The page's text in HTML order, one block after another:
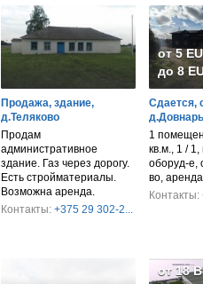
Продажа, здание,
д.Теляково
Продам
административное
здание. Газ через дорогу.
Есть стройматериалы.
Возможна аренда.
Контакты: +375 29 302-2...
от 5
до 8
Сдается,
1
кв.м., 1 / 1,
оборуд-е,
во, аренда
Контакты:
от 18